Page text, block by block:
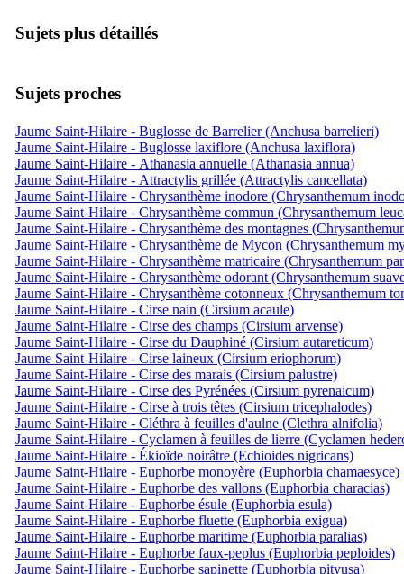
Sujets plus détaillés
Sujets proches
Jaume Saint-Hilaire - Buglosse de Barrelier (Anchusa barrelieri)
Jaume Saint-Hilaire - Buglosse laxiflore (Anchusa laxiflora)
Jaume Saint-Hilaire - Athanasia annuelle (Athanasia annua)
Jaume Saint-Hilaire - Attractylis grillée (Attractylis cancellata)
Jaume Saint-Hilaire - Chrysanthème inodore (Chrysanthemum
Jaume Saint-Hilaire - Chrysanthème commun (Chrysanthemum
Jaume Saint-Hilaire - Chrysanthème des montagnes
Jaume Saint-Hilaire - Chrysanthème de Mycon (Chrysanthemum
Jaume Saint-Hilaire - Chrysanthème matricaire (Chrysanthemum
Jaume Saint-Hilaire - Chrysanthème odorant (Chrysanthemum
Jaume Saint-Hilaire - Chrysanthème cotonneux (Chrysanthemum
Jaume Saint-Hilaire - Cirse nain (Cirsium acaule)
Jaume Saint-Hilaire - Cirse des champs (Cirsium arvense)
Jaume Saint-Hilaire - Cirse du Dauphiné (Cirsium autareticum)
Jaume Saint-Hilaire - Cirse laineux (Cirsium eriophorum)
Jaume Saint-Hilaire - Cirse des marais (Cirsium palustre)
Jaume Saint-Hilaire - Cirse des Pyrénées (Cirsium pyrenaicum)
Jaume Saint-Hilaire - Cirse à trois têtes (Cirsium tricephalodes)
Jaume Saint-Hilaire - Cléthra à feuilles d'aulne (Clethra alnifolia)
Jaume Saint-Hilaire - Cyclamen à feuilles de lierre (Cyclamen
Jaume Saint-Hilaire - Ékioïde noirâtre (Echioides nigricans)
Jaume Saint-Hilaire - Euphorbe monoyère (Euphorbia chamaesyce)
Jaume Saint-Hilaire - Euphorbe des vallons (Euphorbia characias)
Jaume Saint-Hilaire - Euphorbe ésule (Euphorbia esula)
Jaume Saint-Hilaire - Euphorbe fluette (Euphorbia exigua)
Jaume Saint-Hilaire - Euphorbe maritime (Euphorbia paralias)
Jaume Saint-Hilaire - Euphorbe faux-peplus (Euphorbia peploides)
Jaume Saint-Hilaire - Euphorbe sapinette (Euphorbia pityusa)